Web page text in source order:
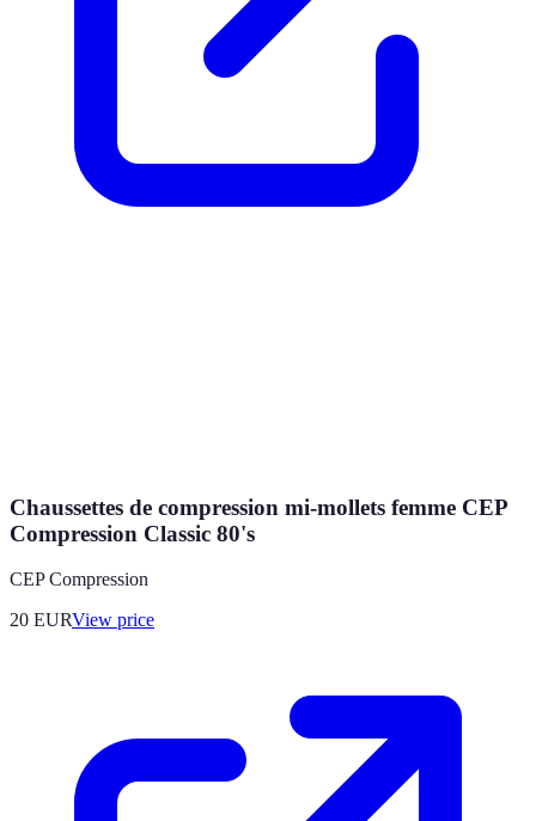
Chaussettes de compression mi-mollets femme CEP
Compression Classic 80's
CEP Compression
20 EURView price